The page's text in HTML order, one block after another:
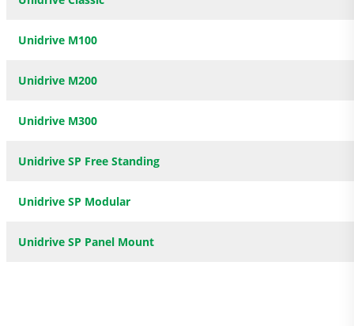
Unidrive M100
Unidrive M200
Unidrive M300
Unidrive SP Free Standing
Unidrive SP Modular
Unidrive SP Panel Mount